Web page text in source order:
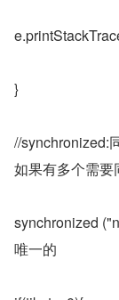
}
//synchronized:
如果有多个需要
synchronized
唯一的